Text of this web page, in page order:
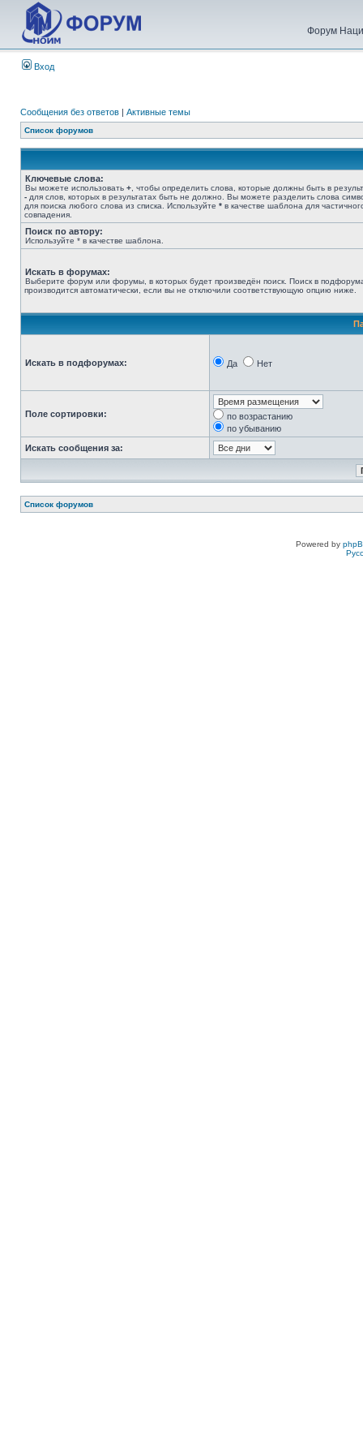
Форум
Вход
Сообщения без ответов | Активные темы
Список форумов
Ключевые слова:
Вы можете использовать + , чтобы определить слова, которые должны быть в
- для слов, которых в результатах быть не должно. Вы можете разделить слова
для поиска любого слова из списка. Используйте * в качестве шаблона для
совпадения.
Поиск по автору:
Используйте * в качестве шаблона.
Искать в форумах:
Выберите форум или форумы, в которых будет произведён поиск. Поиск в
производится автоматически, если вы не отключили соответствующую опцию ниже.
Искать в подфорумах: Да Нет
Поле сортировки:
по возрастанию
по убыванию
Искать сообщения за:
Список форумов
Powered by